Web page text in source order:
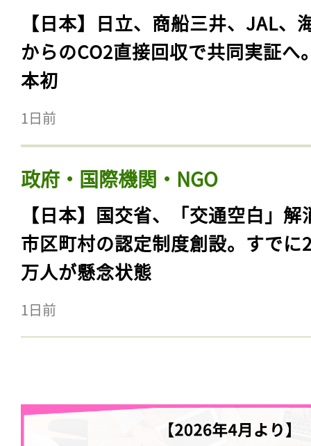
【日本】日立、商船三井、JAL、
からのCO2直接回収で共同実証へ
本初
1日前
政府・国際機関・NGO
【日本】国交省、「交通空白」解
市区町村の認定制度創設。すでに
万人が懸念状態
1日前